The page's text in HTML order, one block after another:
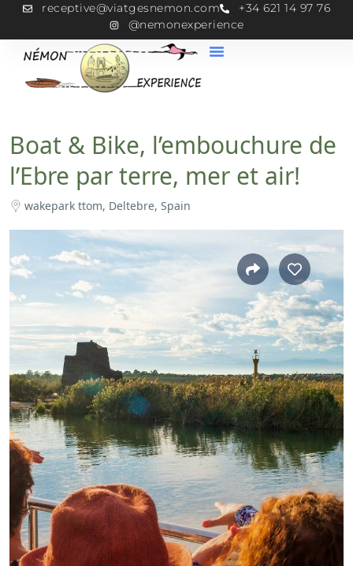
receptive@viatgesnemon.com
+34 621 14 97 76
@nemonexperience
Boat & Bike, l’embouchure de
l’Ebre par terre, mer et air!
wakepark ttom, Deltebre, Spain